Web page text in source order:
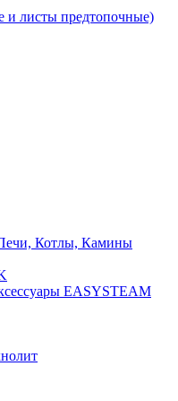
листы предтопочные)
Котлы, Камины
EASYSTEAM